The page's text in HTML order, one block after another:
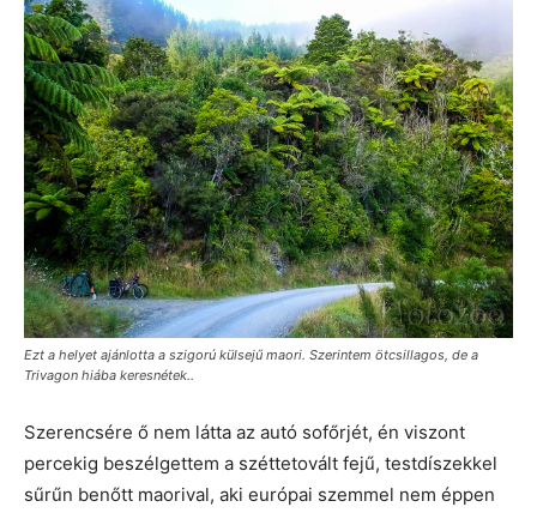
Ezt a helyet ajánlotta a szigorú külsejű maori. Szerintem ötcsillagos, de a
Trivagon hiába keresnétek..
Szerencsére ő nem látta az autó sofőrjét, én viszont
percekig beszélgettem a széttetovált fejű, testdíszekkel
sűrűn benőtt maorival, aki európai szemmel nem éppen